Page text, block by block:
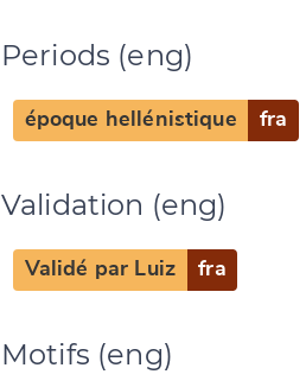
Periods (eng)
époque hellénistique fra
Validation (eng)
Validé par Luiz fra
Motifs (eng)
Change language